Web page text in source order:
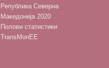
Република Северна
Македонија 2020
Полови статистики
TransMonEE